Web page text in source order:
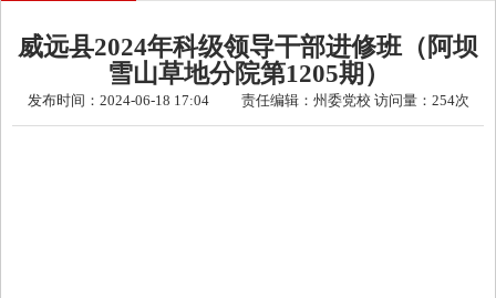
威远县2024年科级领导干部进修班（阿坝
雪山草地分院第1205期）
发布时间：2024-06-18 17:04 责任编辑：州委党校 访问量： 254次